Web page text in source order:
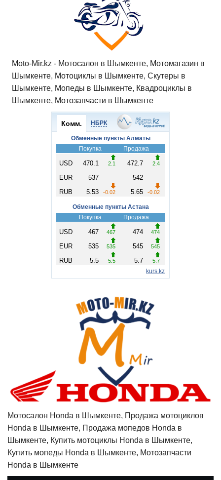
Moto-Mir.kz - Мотосалон в Шымкенте, Мотомагазин в
Шымкенте, Мотоциклы в Шымкенте, Скутеры в
Шымкенте, Мопеды в Шымкенте, Квадроциклы в
Шымкенте, Мотозапчасти в Шымкенте
Мотосалон Honda в Шымкенте, Продажа мотоциклов
Honda в Шымкенте, Продажа мопедов Honda в
Шымкенте, Купить мотоциклы Honda в Шымкенте,
Купить мопеды Honda в Шымкенте, Мотозапчасти
Honda в Шымкенте